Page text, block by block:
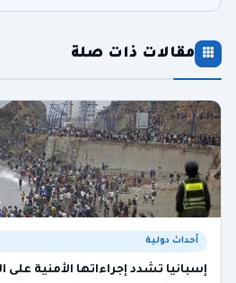
مقالات ذات صلة
أحداث دولية
إسبانيا تشدد إجراءاتها الأمنية على